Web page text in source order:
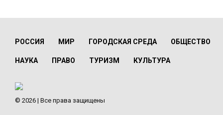
РОССИЯ МИР ГОРОДСКАЯ СРЕДА ОБЩЕСТВО
НАУКА ПРАВО ТУРИЗМ КУЛЬТУРА
© 2026 | Все права защищены